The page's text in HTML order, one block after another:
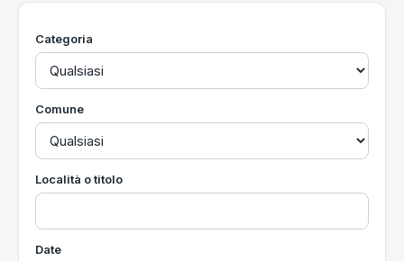
Utilità
Categoria
Comune
Località o titolo
Date